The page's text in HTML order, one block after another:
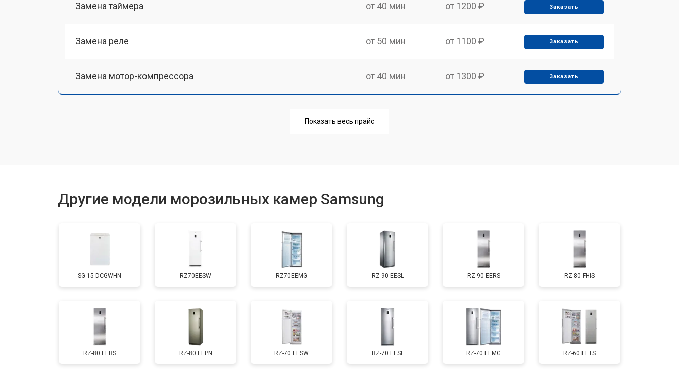
Замена таймера от 40 мин от 1200 ₽ Заказать
Замена реле от 50 мин от 1100 ₽ Заказать
Замена мотор-компрессора от 40 мин от 1300 ₽ Заказать
от 50 мин
от 60 мин
Ремонт вентилятора от 40 мин от 950 ₽ Заказать
Показать весь прайс
Другие модели морозильных камер Samsung
SG-15 DCGWHN RZ70EESW RZ70EEMG RZ-90 EESL RZ-90 EERS RZ-80 FHIS
RZ-80 EERS RZ-80 EEPN RZ-70 EESW RZ-70 EESL RZ-70 EEMG RZ-60 EETS